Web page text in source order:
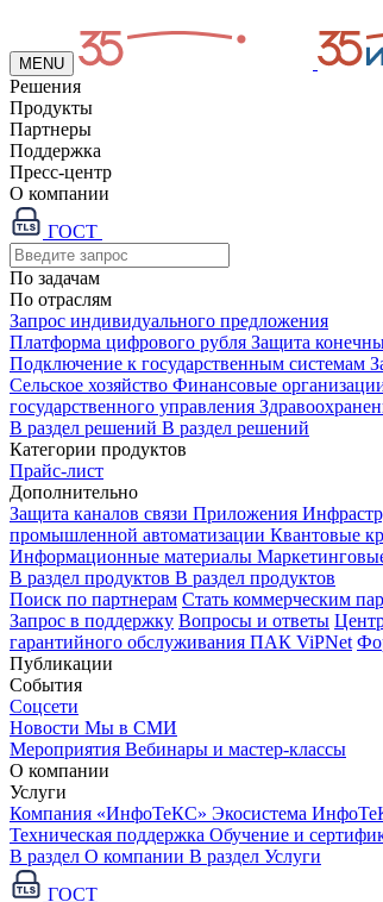
MENU
Решения
Продукты
Партнеры
Поддержка
Пресс-центр
О компании
ГОСТ
По задачам
По отраслям
Запрос индивидуального предложения
Платформа цифрового рубля Защита
Подключение к государственным системам
Сельское хозяйство Финансовые
государственного управления
В раздел решений В раздел решений
Категории продуктов
Прайс-лист
Дополнительно
Защита каналов связи Приложения
промышленной автоматизации Квантовые
Информационные материалы
В раздел продуктов В раздел продуктов
Поиск по партнерам Стать коммерческим
Запрос в поддержку Вопросы и ответы
гарантийного обслуживания ПАК ViPNet
Публикации
События
Соцсети
Новости Мы в СМИ
Мероприятия Вебинары и мастер-классы
О компании
Услуги
Компания «ИнфоТеКС» Экосистема
Техническая поддержка Обучение и
В раздел О компании В раздел Услуги
ГОСТ